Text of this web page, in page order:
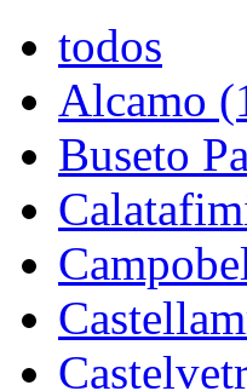
todos
Alcamo
Buseto